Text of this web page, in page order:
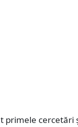
primele cercetări